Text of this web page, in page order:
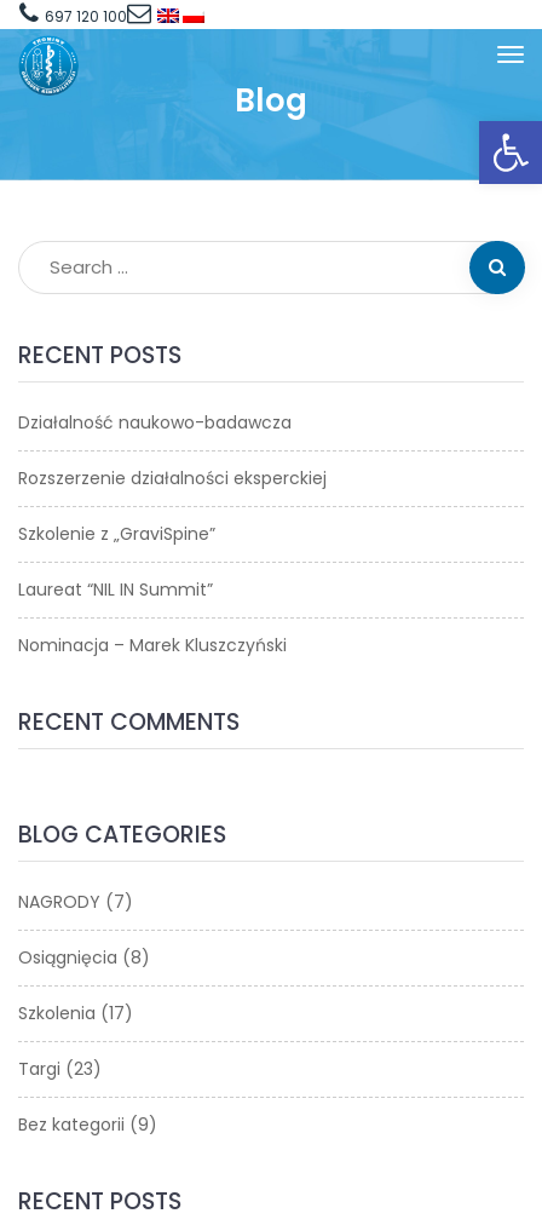
Open toolbar
697 120 100
Blog
RECENT POSTS
Działalność naukowo-badawcza
Rozszerzenie działalności eksperckiej
Szkolenie z „GraviSpine”
Laureat “NIL IN Summit”
Nominacja – Marek Kluszczyński
RECENT COMMENTS
BLOG CATEGORIES
NAGRODY (7)
Osiągnięcia (8)
Szkolenia (17)
Targi (23)
Bez kategorii (9)
RECENT POSTS